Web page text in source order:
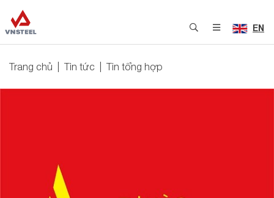
EN
Trang chủ Tin tức Tin tổng hợp